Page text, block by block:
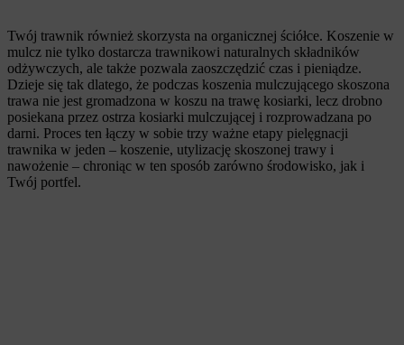
Twój trawnik również skorzysta na organicznej ściółce. Koszenie w
mulcz nie tylko dostarcza trawnikowi naturalnych składników
odżywczych, ale także pozwala zaoszczędzić czas i pieniądze.
Dzieje się tak dlatego, że podczas koszenia mulczującego skoszona
trawa nie jest gromadzona w koszu na trawę kosiarki, lecz drobno
posiekana przez ostrza kosiarki mulczującej i rozprowadzana po
darni. Proces ten łączy w sobie trzy ważne etapy pielęgnacji
trawnika w jeden – koszenie, utylizację skoszonej trawy i
nawożenie – chroniąc w ten sposób zarówno środowisko, jak i
Twój portfel.